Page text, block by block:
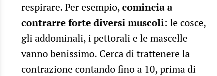
respirare. Per esempio,comincia a
contrarre forte diversi muscoli: le cosce,
gli addominali, i pettorali e le mascelle
vanno benissimo. Cerca di trattenere la
contrazione contando fino a 10, prima di